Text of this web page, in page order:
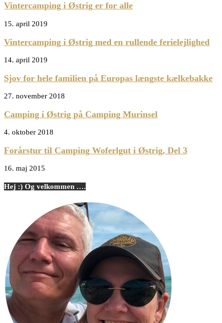
Vintercamping i Østrig er for alle
15. april 2019
Vintercamping i Østrig med en rullende ferielejlighed
14. april 2019
Sjov for hele familien på Europas længste kælkebakke
27. november 2018
Camping i Østrig på Camping Murinsel
4. oktober 2018
Forårstur til Camping Woferlgut i Østrig, Del 3
16. maj 2015
Hej :) Og velkommen ….